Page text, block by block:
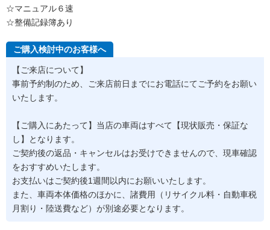
☆マニュアル６速
☆整備記録簿あり
ご購入検討中のお客様へ
【ご来店について】
事前予約制のため、ご来店前日までにお電話にてご予約をお願い
いたします。
【ご購入にあたって】当店の車両はすべて【現状販売・保証な
し】となります。
ご契約後の返品・キャンセルはお受けできませんので、現車確認
をおすすめいたします。
お支払いはご契約後1週間以内にお願いいたします。
また、車両本体価格のほかに、諸費用（リサイクル料・自動車税
月割り・陸送費など）が別途必要となります。